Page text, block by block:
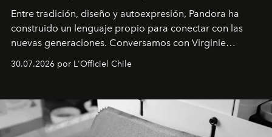
Entre tradición, diseño y autoexpresión, Pandora ha
construido un lenguaje propio para conectar con las
nuevas generaciones. Conversamos con Virginie
Latinoamérica, sobre identidad, cultura y el valor
30.07.2026 por L'Officiel Chile